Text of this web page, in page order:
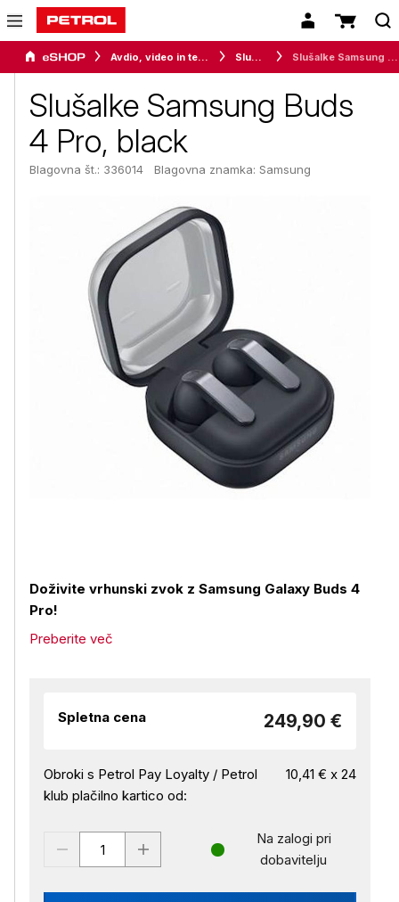
Avdio, video in telefonija Slušalke
Slušalke Samsung Buds
4 Pro, black
Blagovna št.: 336014 Blagovna znamka: Samsung
Doživite vrhunski zvok z Samsung Galaxy Buds 4
Pro!
Preberite več
Spletna cena 249,90 €
Obroki s Petrol Pay Loyalty / Petrol
klub plačilno kartico od:
10,41 € x 24
Na zalogi pri
dobavitelju